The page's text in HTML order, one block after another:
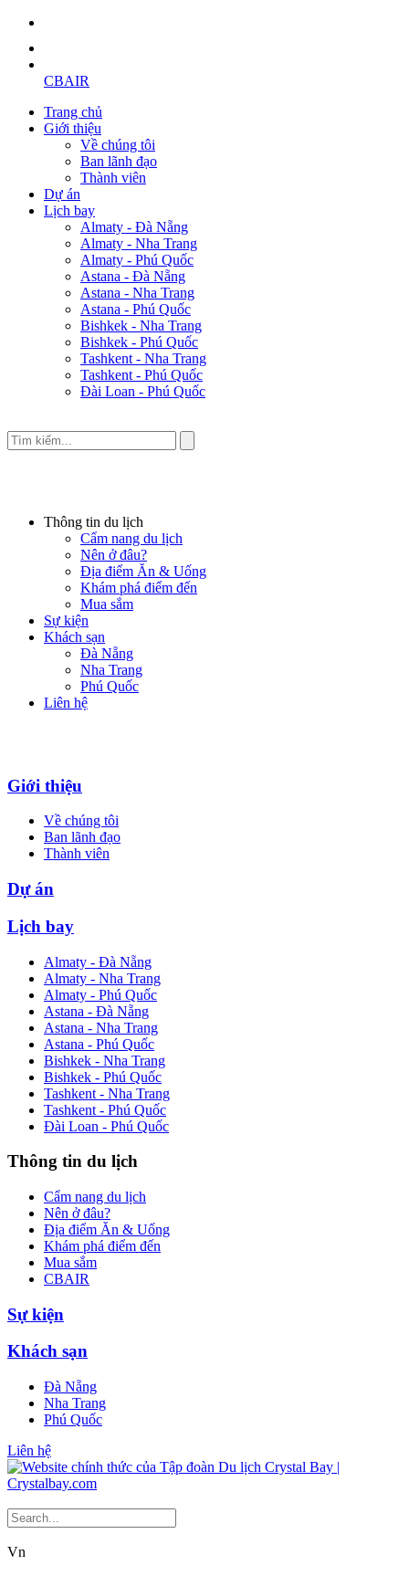
CBAIR
Trang chủ
Giới thiệu
Về chúng tôi
Ban lãnh đạo
Thành viên
Dự án
Lịch bay
Almaty - Đà Nẵng
Almaty - Nha Trang
Almaty - Phú Quốc
Astana - Đà Nẵng
Astana - Nha Trang
Astana - Phú Quốc
Bishkek - Nha Trang
Bishkek - Phú Quốc
Tashkent - Nha Trang
Tashkent - Phú Quốc
Đài Loan - Phú Quốc
Thông tin du lịch
Cẩm nang du lịch
Nên ở đâu?
Địa điểm Ăn & Uống
Khám phá điểm đến
Mua sắm
Sự kiện
Khách sạn
Đà Nẵng
Nha Trang
Phú Quốc
Liên hệ
Giới thiệu
Về chúng tôi
Ban lãnh đạo
Thành viên
Dự án
Lịch bay
Almaty - Đà Nẵng
Almaty - Nha Trang
Almaty - Phú Quốc
Astana - Đà Nẵng
Astana - Nha Trang
Astana - Phú Quốc
Bishkek - Nha Trang
Bishkek - Phú Quốc
Tashkent - Nha Trang
Tashkent - Phú Quốc
Đài Loan - Phú Quốc
Thông tin du lịch
Cẩm nang du lịch
Nên ở đâu?
Địa điểm Ăn & Uống
Khám phá điểm đến
Mua sắm
CBAIR
Sự kiện
Khách sạn
Đà Nẵng
Nha Trang
Phú Quốc
Liên hệ
Vn